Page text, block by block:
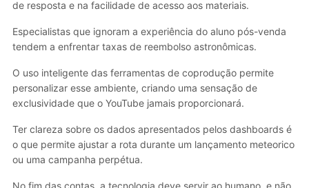
de resposta e na facilidade de acesso aos materiais.
Especialistas que ignoram a experiência do aluno pós-venda
tendem a enfrentar taxas de reembolso astronômicas.
O uso inteligente das ferramentas de coprodução permite
personalizar esse ambiente, criando uma sensação de
exclusividade que o YouTube jamais proporcionará.
Ter clareza sobre os dados apresentados pelos dashboards é
o que permite ajustar a rota durante um lançamento meteorico
ou uma campanha perpétua.
No fim das contas, a tecnologia deve servir ao humano, e não